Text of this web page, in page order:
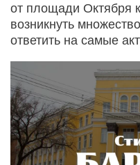
от площади Октября
возникнуть
ответить на самые